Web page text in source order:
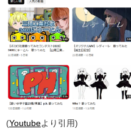
(Youtubeより引用)